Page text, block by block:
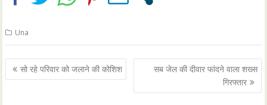
Una
Post
navigation
सो रहे परिवार को जलाने की कोशिश
सब जेल की दीवार फांदने वाला शख्स
गिरफ्तार